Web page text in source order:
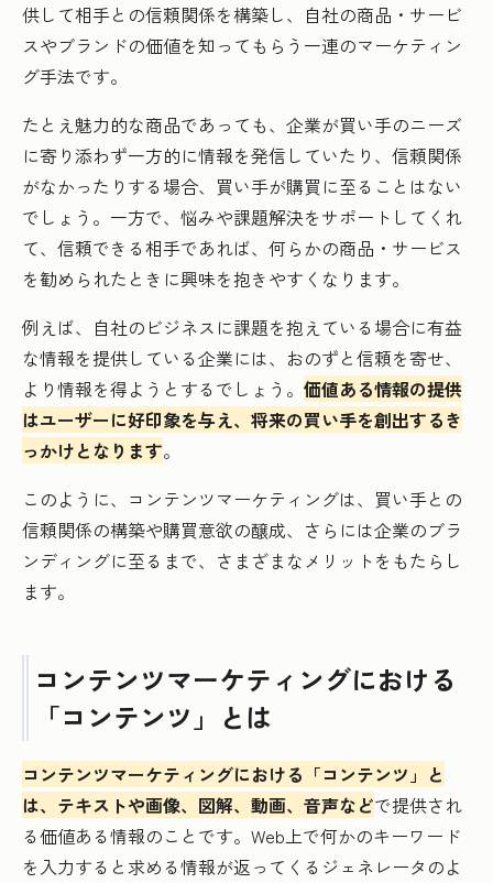
供して相手との信頼関係を構築し、自社の商品・サービ
スやブランドの価値を知ってもらう一連のマーケティン
グ手法です。
たとえ魅力的な商品であっても、企業が買い手のニーズ
に寄り添わず一方的に情報を発信していたり、信頼関係
がなかったりする場合、買い手が購買に至ることはない
でしょう。一方で、悩みや課題解決をサポートしてくれ
て、信頼できる相手であれば、何らかの商品・サービス
を勧められたときに興味を抱きやすくなります。
例えば、自社のビジネスに課題を抱えている場合に有益
な情報を提供している企業には、おのずと信頼を寄せ、
より情報を得ようとするでしょう。 価値ある情報の提供
はユーザーに好印象を与え、将来の買い手を創出するき
っかけとなります。
このように、コンテンツマーケティングは、買い手との
信頼関係の構築や購買意欲の醸成、さらには企業のブラ
ンディングに至るまで、さまざまなメリットをもたらし
ます。
コンテンツマーケティングにおける
「コンテンツ」とは
コンテンツマーケティングにおける「コンテンツ」と
は、テキストや画像、図解、動画、音声などで提供され
る価値ある情報のことです。Web上で何かのキーワード
を入力すると求める情報が返ってくるジェネレータのよ